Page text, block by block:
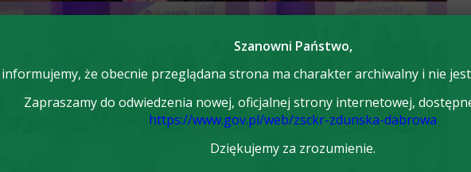
Szanowni Państwo,
informujemy, że obecnie przeglądana strona ma charakter archiwalny i nie
Zapraszamy do odwiedzenia nowej, oficjalnej strony internetowej,
https://www.gov.pl/web/zsckr-zdunska-dabrowa
Dziękujemy za zrozumienie.